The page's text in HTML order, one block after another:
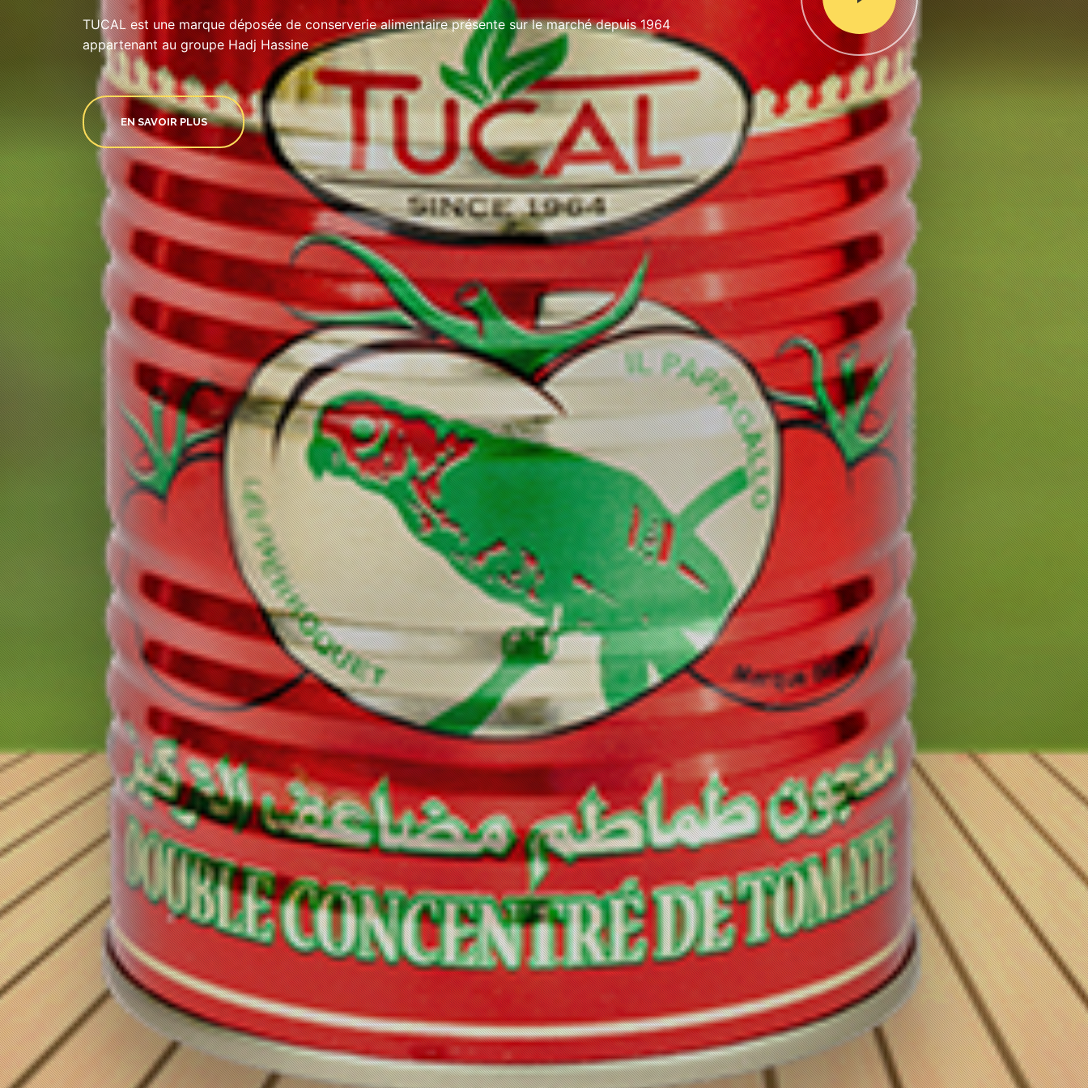
TUCAL est une marque déposée de conserverie alimentaire présente sur le marché depuis 1964
appartenant au groupe Hadj Hassine
EN SAVOIR PLUS